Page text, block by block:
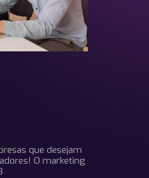
que desejam
O marketing